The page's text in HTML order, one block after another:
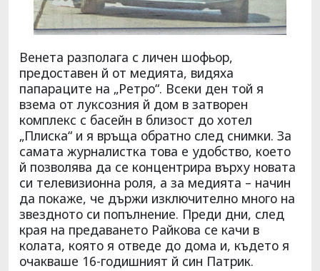
Венета разполага с личен шофьор,
предоставен й от медията, видяха
папараците на „Ретро“. Всеки ден той я
взема от луксозния й дом в затворен
комплекс с басейн в близост до хотел
„Плиска“ и я връща обратно след снимки. За
самата журналистка това е удобство, което
й позволява да се концентрира върху новата
си телевизионна роля, а за медията – начин
да покаже, че държи изключително много на
звездното си попълнение. Преди дни, след
края на предаването Райкова се качи в
колата, която я отведе до дома и, където я
очакваше 16-годишният й син Патрик.